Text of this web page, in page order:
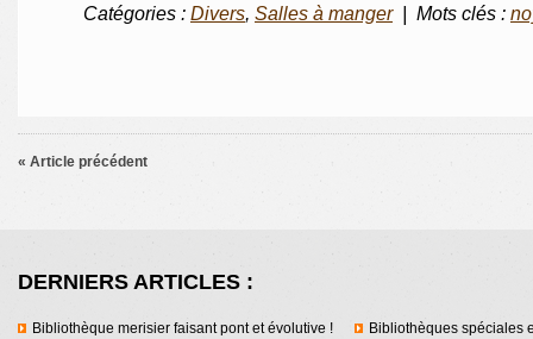
Catégories : Divers, Salles à manger| Mots clés :
« Article précédent
DERNIERS ARTICLES :
Bibliothèque merisier faisant pont et évolutive !
Bibliothèques spéciales